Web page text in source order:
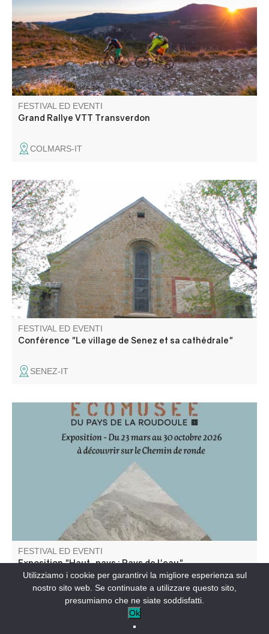
mountain bike. Prevede 30-40 km al giorno per 1100-
1400 m di dislivello totale.
FESTIVAL ED EVENTI
Grand Rallye VTT Transverdon
COLMARS-IT
Découverte guidée du village et de son ancienne
cathédrale avec Laetitia Frassetto guide-conférencière.
FESTIVAL ED EVENTI
Conférence "Le village de Senez et sa cathédrale"
SENEZ-IT
Pour la saison 2026, le bastion de la Portette accueille
l'exposition de l'Ecomusée de la Roudoule : "Haut-Pays :
Pays de l'eau"
FESTIVAL ED EVENTI
Exposition "Haut-pays : Pays de l'eau"
ENTREVAUX-IT
Utilizziamo i cookie per garantirvi la migliore esperienza sul
nostro sito web. Se continuate a utilizzare questo sito,
presumiamo che ne siate soddisfatti.
Ok